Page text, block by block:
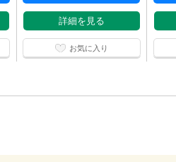
詳細を見る
お気に入り